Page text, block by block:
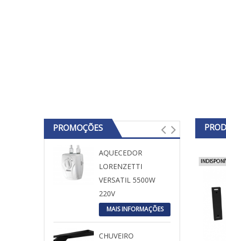
PROMOÇÕES
AQUECEDOR
LORENZETTI
VERSATIL 5500W
220V
MAIS INFORMAÇÕES
CHUVEIRO